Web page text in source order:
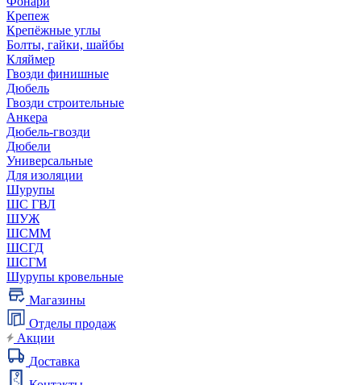
Крепеж
Крепёжные углы
Болты, гайки, шайбы
Кляймер
Гвозди финишные
Дюбель
Гвозди строительные
Анкера
Дюбель-гвозди
Дюбели
Универсальные
Для изоляции
Шурупы
ШС ГВЛ
ШУЖ
ШСММ
ШСГД
ШСГМ
Шурупы кровельные
Магазины
Отделы продаж
Акции
Доставка